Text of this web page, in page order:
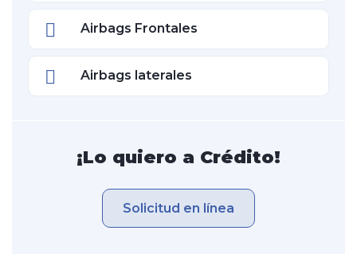
Airbags Frontales
Airbags laterales
¡Lo quiero a Crédito!
Solicitud en línea